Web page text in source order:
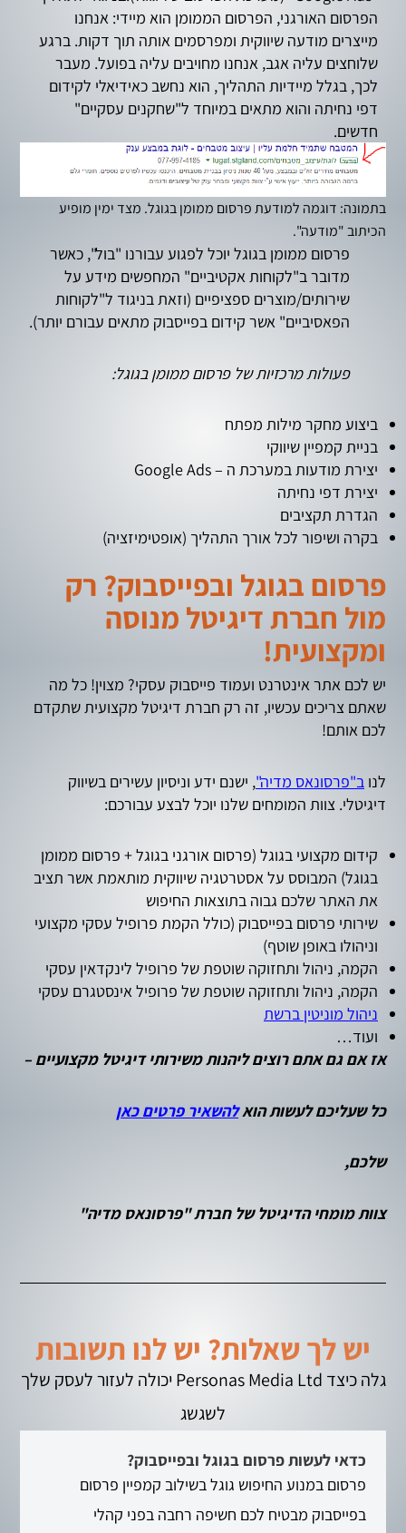
הפרסום האורגני, הפרסום הממומן הוא מיידי: אנחנו
מייצרים מודעה שיווקית ומפרסמים אותה תוך דקות. ברגע
שלוחצים עליה אגב, אנחנו מחויבים עליה בפועל. מעבר
לכך, בגלל מיידיות התהליך, הוא נחשב כאידיאלי לקידום
דפי נחיתה והוא מתאים במיוחד ל"שחקנים עסקיים"
חדשים.
בתמונה: דוגמה למודעת פרסום ממומן בגוגל. מצד ימין מופיע
הכיתוב "מודעה".
פרסום ממומן בגוגל יוכל לפגוע עבורנו "בול", כאשר
מדובר ב"לקוחות אקטיביים" המחפשים מידע על
שירותים/מוצרים ספציפיים (וזאת בניגוד ל"לקוחות
הפאסיביים" אשר קידום בפייסבוק מתאים עבורם יותר).
פעולות מרכזיות של פרסום ממומן בגוגל:
ביצוע מחקר מילות מפתח
בניית קמפיין שיווקי
יצירת מודעות במערכת ה – Google Ads
יצירת דפי נחיתה
הגדרת תקציבים
בקרה ושיפור לכל אורך התהליך (אופטימיזציה)
פרסום בגוגל ובפייסבוק? רק
מול חברת דיגיטל מנוסה
ומקצועית!
יש לכם אתר אינטרנט ועמוד פייסבוק עסקי? מצוין! כל מה
שאתם צריכים עכשיו, זה רק חברת דיגיטל מקצועית שתקדם
לכם אותם!
לנו ב"פרסונאס מדיה", ישנם ידע וניסיון עשירים בשיווק
דיגיטלי. צוות המומחים שלנו יוכל לבצע עבורכם:
קידום מקצועי בגוגל (פרסום אורגני בגוגל + פרסום ממומן
בגוגל) המבוסס על אסטרטגיה שיווקית מותאמת אשר תציב
את האתר שלכם גבוה בתוצאות החיפוש
שירותי פרסום בפייסבוק (כולל הקמת פרופיל עסקי מקצועי
וניהולו באופן שוטף)
הקמה, ניהול ותחזוקה שוטפת של פרופיל לינקדאין עסקי
הקמה, ניהול ותחזוקה שוטפת של פרופיל אינסטגרם עסקי
ניהול מוניטין ברשת
ועוד…
אז אם גם אתם רוצים ליהנות משירותי דיגיטל מקצועיים –
כל שעליכם לעשות הואלהשאיר פרטים כאן
שלכם,
צוות מומחי הדיגיטל של חברת "פרסונאס מדיה"
יש לך שאלות? יש לנו תשובות
גלה כיצד Personas Media Ltd יכולה לעזור לעסק שלך
לשגשג
כדאי לעשות פרסום בגוגל ובפייסבוק?
פרסום במנוע החיפוש גוגל בשילוב קמפיין פרסום
בפייסבוק מבטיח לכם חשיפה רחבה בפני קהלי